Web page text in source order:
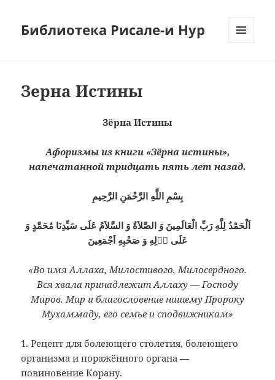
Библиотека Рисале-и Нур
Зерна Истины
Зёрна Истины
Афоризмы из книги «Зёрна истины»,
напечатанной тридцать пять лет назад.
بِسْمِ اللَّهِ الرَّحْمَنِ الرَّحِيمِ
اَلْحَمْدُ لِلَّهِ رَبِّ الْعَالَمِينَ وَ الصَّلاَةُ وَ السَّلاَمُ عَلَى سَيِّدِنَا مُحَمَّدٍ وَ
عَلَى اۤلِهِ وَ صَحْبِهِ اَجْمَعِينَ
«Во имя Аллаха, Милостивого, Милосердного.
Вся хвала принадлежит Аллаху — Господу
Миров. Мир и благословение нашему Пророку
Мухаммаду, его семье и сподвижникам»
1. Рецепт для болеющего столетия, болеющего
организма и поражённого органа —
повиновение Корану.